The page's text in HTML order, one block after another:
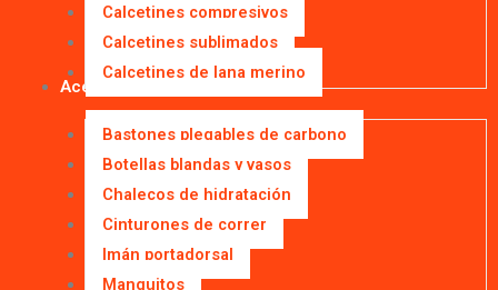
Calcetines compresivos
Calcetines sublimados
Calcetines de lana merino
Accesorios
Bastones plegables de carbono
Botellas blandas y vasos
Chalecos de hidratación
Cinturones de correr
Imán portadorsal
Manguitos